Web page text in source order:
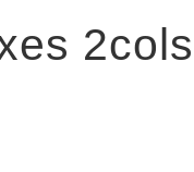
2cols